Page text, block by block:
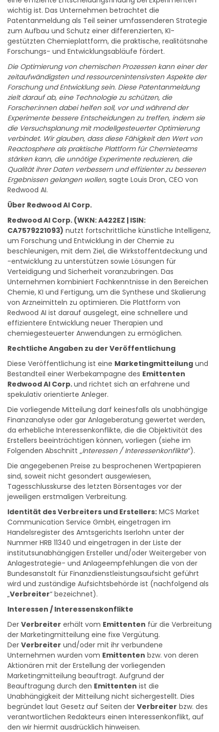
eine effiziente Entscheidungsfindung bei Experimenten
wichtig ist. Das Unternehmen betrachtet die
Patentanmeldung als Teil seiner umfassenderen Strategie
zum Aufbau und Schutz einer differenzierten, KI-
gestützten Chemieplattform, die praktische, realitätsnahe
Die Optimierung von chemischen Prozessen kann einer der
zeitaufwändigsten und ressourcenintensivsten Aspekte der
Forschung und Entwicklung sein. Diese Patentanmeldung
zielt darauf ab, eine Technologie zu schützen, die
Forscher:innen dabei helfen soll, vor und während der
Experimente bessere Entscheidungen zu treffen, indem sie
die Versuchsplanung mit modellgesteuerter Optimierung
verbindet. Wir glauben, dass diese Fähigkeit den Wert von
Reactosphere als praktische Plattform für Chemieteams
stärken kann, die unnötige Experimente reduzieren, die
Qualität ihrer Daten verbessern und effizienter zu besseren
Ergebnissen gelangen wollen,
Redwood AI Corp. (WKN: A422EZ | ISIN:
CA7579221093)nutzt fortschrittliche künstliche Intelligenz,
um Forschung und Entwicklung in der Chemie zu
beschleunigen, mit dem Ziel, die Wirkstoffentdeckung und
-entwicklung zu unterstützen sowie Lösungen für
Verteidigung und Sicherheit voranzubringen. Das
Unternehmen kombiniert Fachkenntnisse in den Bereichen
Chemie, KI und Fertigung, um die Synthese und Skalierung
von Arzneimitteln zu optimieren. Die Plattform von
Redwood AI ist darauf ausgelegt, eine schnellere und
effizientere Entwicklung neuer Therapien und
Diese Veröffentlichung ist eineMarketingmitteilung
Bestandteil einer Werbekampagne desEmittenten
Redwood AI Corp.und richtet sich an erfahrene und
Die vorliegende Mitteilung darf keinesfalls als unabhängige
Finanzanalyse oder gar Anlageberatung gewertet werden,
da erhebliche Interessenkonflikte, die die Objektivität des
Erstellers beeinträchtigen können, vorliegen (siehe im
Die angegebenen Preise zu besprochenen Wertpapieren
sind, soweit nicht gesondert ausgewiesen,
Tagesschlusskurse des letzten Börsentages vor der
Identität des Verbreiters und Erstellers:MCS Market
Communication Service GmbH, eingetragen im
Handelsregister des Amtsgerichts Iserlohn unter der
Nummer HRB 11340 und eingetragen in der Liste der
institutsunabhängigen Ersteller und/oder Weitergeber von
Anlagestrategie- und Anlageempfehlungen die von der
Bundesanstalt für Finanzdienstleistungsaufsicht geführt
wird und zuständige Aufsichtsbehörde ist (nachfolgend als
DerVerbreitererhält vomEmittentenfür die Verbreitung
der Marketingmitteilung eine fixe Vergütung.
DerVerbreiterund/oder mit ihr verbundene
Unternehmen wurden vomEmittentenbzw. von deren
Aktionären mit der Erstellung der vorliegenden
Marketingmitteilung beauftragt. Aufgrund der
Beauftragung durch denEmittentenist die
Unabhängigkeit der Mitteilung nicht sichergestellt. Dies
begründet laut Gesetz auf Seiten derVerbreiterbzw. des
verantwortlichen Redakteurs einen Interessenkonflikt, auf